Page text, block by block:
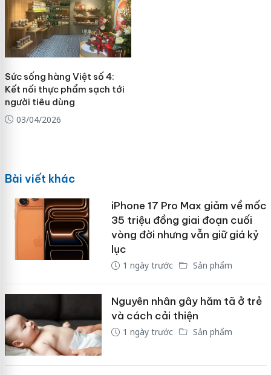
Sức sống hàng Việt số 4:
Kết nối thực phẩm sạch tới
người tiêu dùng
03/04/2026
Bài viết khác
iPhone 17 Pro Max giảm về mốc
35 triệu đồng giai đoạn cuối
vòng đời nhưng vẫn giữ giá kỷ
lục
1 ngày trước Sản phẩm
Nguyên nhân gây hăm tã ở trẻ
và cách cải thiện
1 ngày trước Sản phẩm